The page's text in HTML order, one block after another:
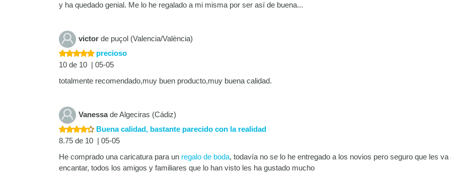
y ha quedado genial. Me lo he regalado a mi misma por ser así de buena...
victor de puçol (Valencia/València)
precioso
10 de 10 | 05-05
totalmente recomendado,muy buen producto,muy buena calidad.
Vanessade Algeciras (Cádiz)
Buena calidad, bastante parecido con la realidad
8.75 de 10 | 05-05
He comprado una caricatura para un regalo de boda, todavía no se lo he entregado a los novios pero seguro que les va
encantar, todos los amigos y familiares que lo han visto les ha gustado mucho